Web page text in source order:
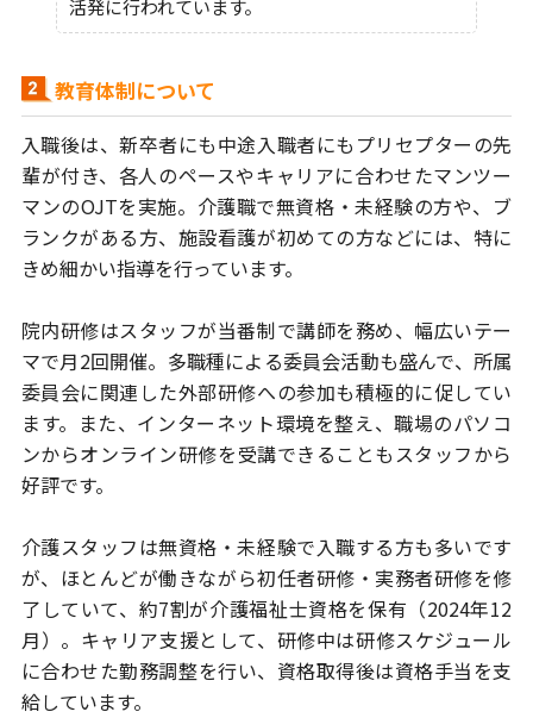
活発に行われています。
教育体制について
入職後は、新卒者にも中途入職者にもプリセプターの先
輩が付き、 各人のペースやキャリアに合わせたマンツー
マンのOJTを実施。 介護職で無資格・未経験の方や、ブ
ランクがある方、 施設看護が初めての方などには、特に
きめ細かい指導を行っています。
院内研修はスタッフが当番制で講師を務め、幅広いテー
マで月2回開催。 多職種による委員会活動も盛んで、所属
委員会に関連した外部研修への参加も積極的に促してい
ます。また、インターネット環境を整え、職場のパソコ
ンからオンライン研修を受講できることもスタッフから
好評です。
介護スタッフは無資格・未経験で入職する方も多いです
が、ほとんどが働きながら初任者研修・実務者研修を修
了していて、約7割が介護福祉士資格を保有（2024年12
月）。キャリア支援として、研修中は研修スケジュール
に合わせた勤務調整を行い、資格取得後は資格手当を支
給しています。